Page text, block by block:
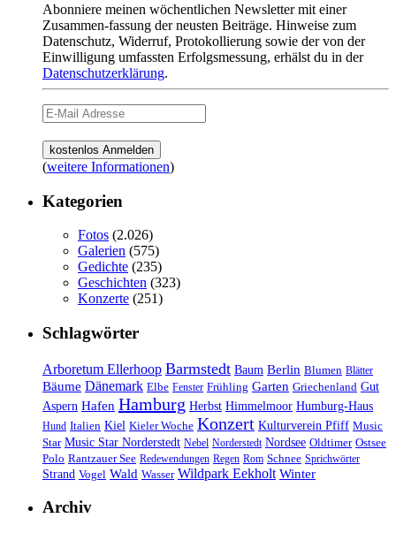
Abonniere meinen wöchentlichen Newsletter mit einer
Zusammen-fassung der neusten Beiträge. Hinweise zum
Datenschutz, Widerruf, Protokollierung sowie der von der
Einwilligung umfassten Erfolgsmessung, erhälst du in der
Datenschutzerklärung.
(weitere Informationen)
Kategorien
Fotos (2.026)
Galerien (575)
Gedichte (235)
Geschichten (323)
Konzerte (251)
Schlagwörter
Arboretum Ellerhoop Barmstedt Baum Berlin Blumen Blätter
Bäume Dänemark Elbe Fenster Frühling Garten Griechenland Gut
Aspern Hafen Hamburg Herbst Himmelmoor Humburg-Haus
Hund Italien Kiel Kieler Woche Konzert Kulturverein Pfiff Music
Star Music Star Norderstedt Nebel Norderstedt Nordsee Oldtimer Ostsee
Polo Rantzauer See Redewendungen Regen Rom Schnee Sprichwörter
Strand Vogel Wald Wasser Wildpark Eekholt Winter
Archiv